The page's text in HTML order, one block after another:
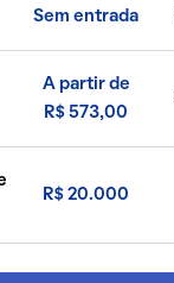
Sem entrada
A partir de
R$ 573,00
R$ 20.000